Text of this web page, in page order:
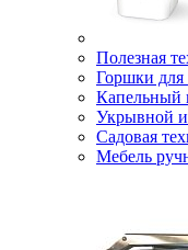
Полезная
Горшки для
Капельный
Укрывной
Садовая
Мебель